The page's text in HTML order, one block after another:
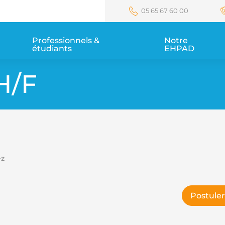
Professionnels &
étudiants
Notre
EHPAD
05 65 67 60 00
F
Postuler